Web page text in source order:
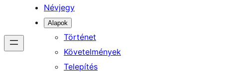
Névjegy
Alapok
Történet
Követelmények
Telepítés